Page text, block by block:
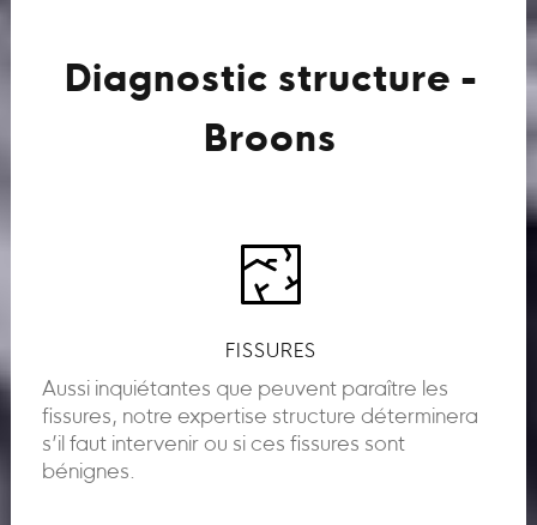
Diagnostic structure -
Broons
FISSURES
Aussi inquiétantes que peuvent paraître les
fissures, notre expertise structure déterminera
s’il faut intervenir ou si ces fissures sont
bénignes.